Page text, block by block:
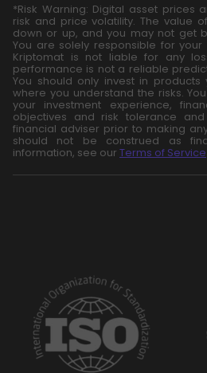
*Risk Warning: Digital asset prices
risk and price volatility. The value
down or up, and you may not get
You are solely responsible for
Kriptomat is not liable for any
performance is not a reliable
You should only invest in
where you understand the risks.
your investment experience,
objectives and risk tolerance
financial adviser prior to making
should not be construed as
information, see our Terms of Service